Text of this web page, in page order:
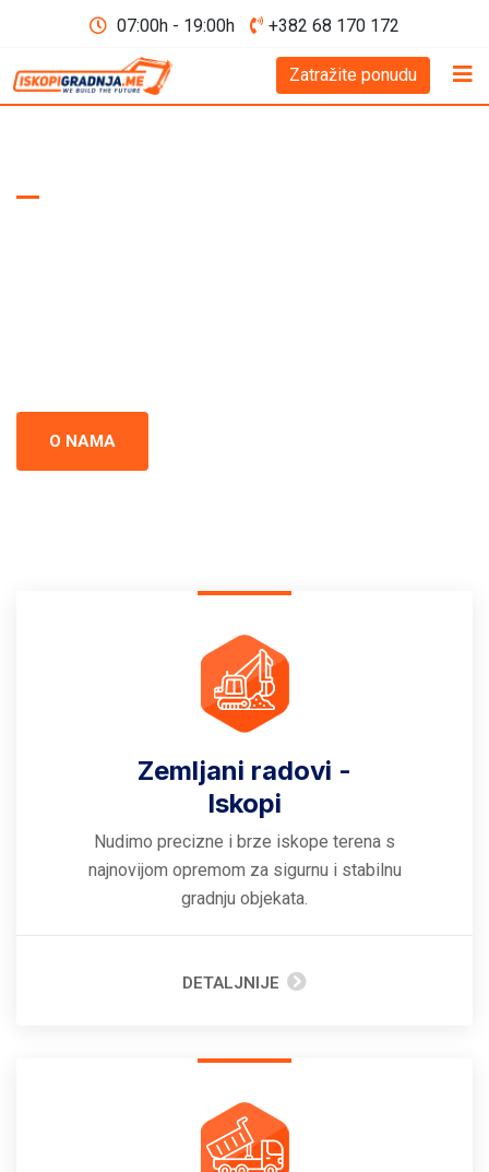
07:00h - 19:00h +382 68 170 172
Zatražite ponudu
O NAMA
Zemljani radovi -
Iskopi
Nudimo precizne i brze iskope terena s
najnovijom opremom za sigurnu i stabilnu
gradnju objekata.
DETALJNIJE